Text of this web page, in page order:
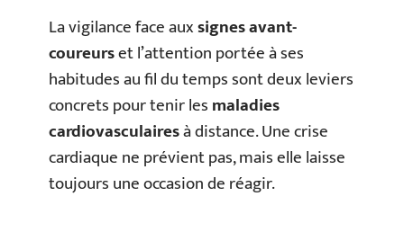
La vigilance face auxsignes avant-
coureurset l’attention portée à ses
habitudes au fil du temps sont deux leviers
concrets pour tenir lesmaladies
cardiovasculairesà distance. Une crise
cardiaque ne prévient pas, mais elle laisse
toujours une occasion de réagir.